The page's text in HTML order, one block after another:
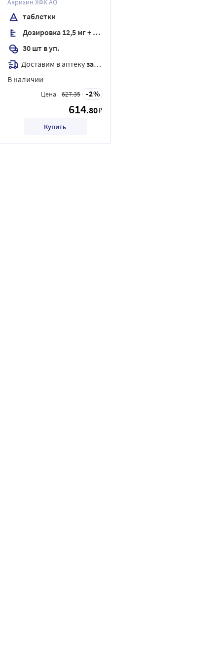
таблетки
Дозировка 12,5 мг + 16 мг
30 шт в уп.
Доставим в аптекузавтра
В наличии
Цена: 627.35 2
614.80₽
Купить